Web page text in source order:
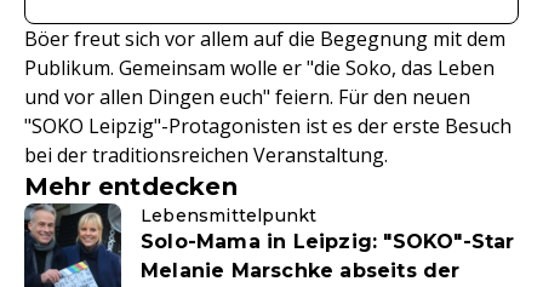
Böer freut sich vor allem auf die Begegnung mit dem
Publikum. Gemeinsam wolle er "die Soko, das Leben
und vor allen Dingen euch" feiern. Für den neuen
"SOKO Leipzig"-Protagonisten ist es der erste Besuch
bei der traditionsreichen Veranstaltung.
Mehr entdecken
Lebensmittelpunkt
Solo-Mama in Leipzig: "SOKO"-Star
Melanie Marschke abseits der